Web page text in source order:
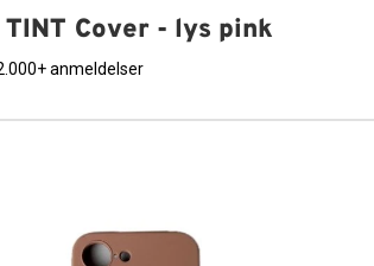
TINT Cover - lys pink
anmeldelser